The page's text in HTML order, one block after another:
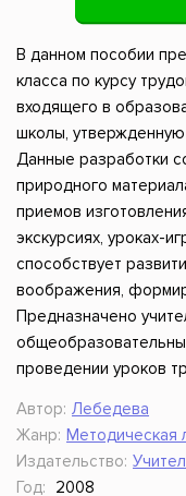
В данном пособии
класса по курсу
входящего в
школы,
Данные разработки
природного
приемов
экскурсиях, уроках-
способствует
воображения,
Предназначено
проведении уроков
Автор: Лебедева
Жанр: Методическая
Издательство:
Год:
2008